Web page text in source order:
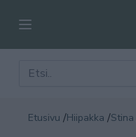
Etusivu /Hiipakka /Stina